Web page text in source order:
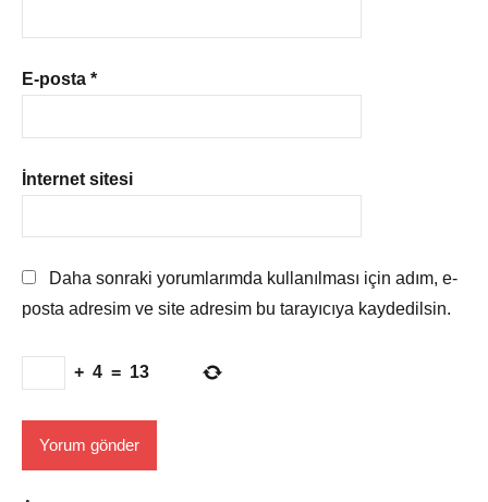
E-posta *
İnternet sitesi
Daha sonraki yorumlarımda kullanılması için adım, e-
posta adresim ve site adresim bu tarayıcıya kaydedilsin.
+ 4 = 13